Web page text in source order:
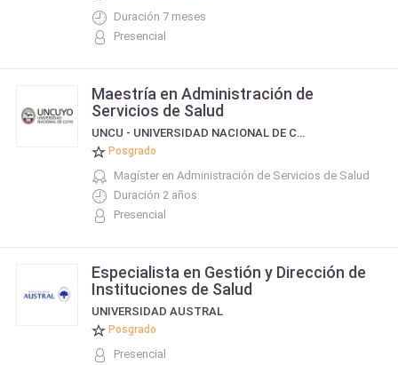
Duración 7 meses
Presencial
Maestría en Administración de
Servicios de Salud
UNCU - UNIVERSIDAD NACIONAL DE CUYO
Posgrado
Magíster en Administración de Servicios de Salud
Duración 2 años
Presencial
Especialista en Gestión y Dirección de
Instituciones de Salud
UNIVERSIDAD AUSTRAL
Posgrado
Presencial